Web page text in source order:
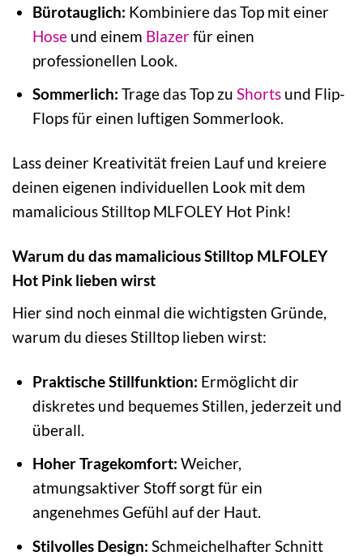
Bürotauglich: Kombiniere das Top mit einer
Hoseund einem Blazerfür einen
professionellen Look.
Sommerlich: Trage das Top zu Shortsund Flip-
Flops für einen luftigen Sommerlook.
Lass deiner Kreativität freien Lauf und kreiere
deinen eigenen individuellen Look mit dem
mamalicious Stilltop MLFOLEY Hot Pink!
Warum du das mamalicious Stilltop MLFOLEY
Hot Pink lieben wirst
Hier sind noch einmal die wichtigsten Gründe,
warum du dieses Stilltop lieben wirst:
Praktische Stillfunktion: Ermöglicht dir
diskretes und bequemes Stillen, jederzeit und
überall.
Hoher Tragekomfort: Weicher,
atmungsaktiver Stoff sorgt für ein
angenehmes Gefühl auf der Haut.
Stilvolles Design: Schmeichelhafter Schnitt